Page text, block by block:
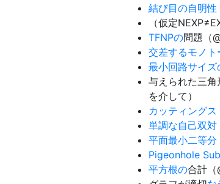
結び目の自明性
（仮定
TFNPの問題（
交差するモノト
最小回路サイズ
与えられた三
を介して）
カッティングス
単調な自己双対
平面最小二等分
Pigeonhole
平方根の合計（